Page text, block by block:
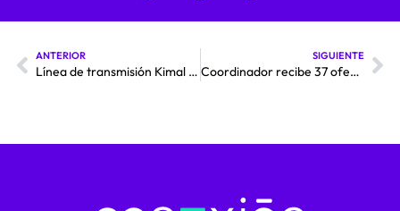
ANTERIOR
Línea de transmisión Kimal – Lo Aguirre permitirá transportar aproximadamente un cuarto de la demanda máxima diaria registrada en el SEN
SIGUIENTE
Coordinador recibe 37 ofertas en licitación de obras de ampliación del sistema de transmisión